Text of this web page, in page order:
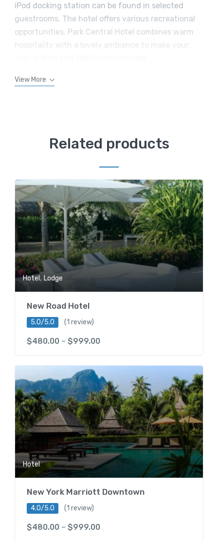
iPod docking station can be found in selected
guestrooms. The hotel offers various recreational
opportunities. Park Central Hotel combines warm
hospitality with a lovely ambiance to make your
View More
Related products
Hotel , Lodge
New Road Hotel
5.0/5.0 (1 review)
$480.00 – $999.00
Hotel
New York Marriott Downtown
4.0/5.0 (1 review)
$480.00 – $999.00